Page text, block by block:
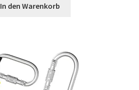
In den Warenkorb